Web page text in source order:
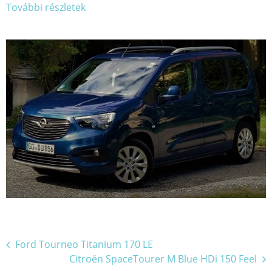
További részletek
Bejegyzés
Ford Tourneo Titanium 170 LE
Citroën SpaceTourer M Blue HDi 150 Feel